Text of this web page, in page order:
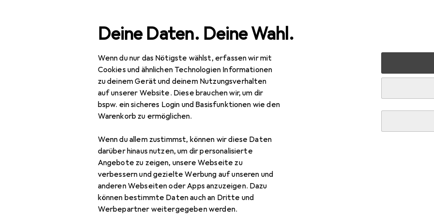
Deine Daten. Deine Wahl.
Wenn du nur das Nötigste wählst, erfassen wir mit
Cookies und ähnlichen Technologien Informationen
zu deinem Gerät und deinem Nutzungsverhalten
auf unserer Website. Diese brauchen wir, um dir
bspw. ein sicheres Login und Basisfunktionen wie den
Warenkorb zu ermöglichen.
Wenn du allem zustimmst, können wir diese Daten
darüber hinaus nutzen, um dir personalisierte
Angebote zu zeigen, unsere Webseite zu
verbessern und gezielte Werbung auf unseren und
anderen Webseiten oder Apps anzuzeigen. Dazu
können bestimmte Daten auch an Dritte und
Werbepartner weitergegeben werden.
Navigation nach Kategorien
Badezimmeraufbewahrung
Gesamtsortiment Wohnen Aufbewahrung + Ordnung